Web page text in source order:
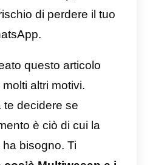
facciamo altro che
all’azienda e al
esempio, i clienti di
un contatto
a un
di chatbot può
impatto negativo sulla